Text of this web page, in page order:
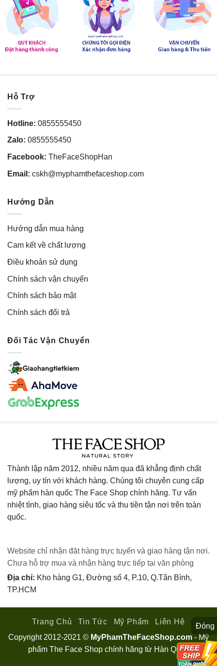
Hỗ Trợ
Hotline: 0855555450
Zalo: 0855555450
Facebook: TheFaceShopHan
Email: cskh@myphamthefaceshop.com
Hướng Dẫn
Hướng dẫn mua hàng
Cam kết về chất lượng
Điều khoản sử dụng
Chính sách vận chuyển
Chính sách bảo mật
Chính sách đổi trả
Đối Tác Vận Chuyển
Thành lập năm 2012, nhiều năm qua đã khẳng định chất
lượng, uy tín với khách hàng. Chúng tôi chuyên cung cấp
mỹ phẩm hàn quốc The Face Shop chính hãng. Tư vấn
nhiệt tình, giao hàng siêu tốc và thu tiền tận nơi trên toàn
quốc.
Website chỉ nhận đặt hàng trực tuyến và giao hàng tận nơi.
Chưa hỗ trợ mua và nhận hàng trực tiếp tại văn phòng
Địa chỉ: Kho hàng G1, Đường số 4, P.10, Q.Tân Bình,
TP.HCM
Trang Chủ Tin Tức Mỹ Phẩm
Liên Hệ
Copyright 2012-2021 © MyPhamTheFaceShop.com - Mỹ
phẩm The Face Shop chính hãng từ Hàn Quốc
Đóng